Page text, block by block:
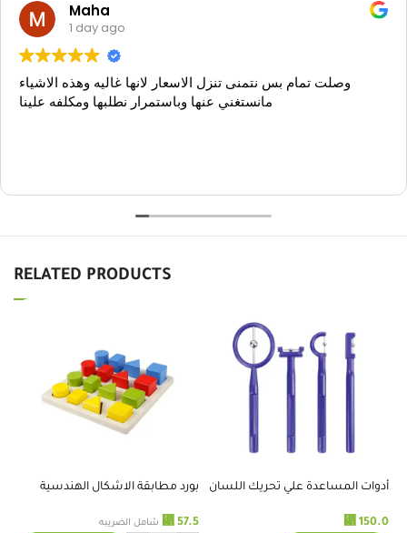
Maha
1 day ago
وصلت تمام بس نتمنى تنزل الاسعار لانها غاليه وهذه الاشياء
مانستغني عنها وباستمرار نطلبها ومكلفه علينا
RELATED PRODUCTS
أدوات المساعدة علي تحريك اللسان
⃁ 150.0
بورد مطابقة الاشكال الهندسية
⃁ 57.5 شامل الضريبه